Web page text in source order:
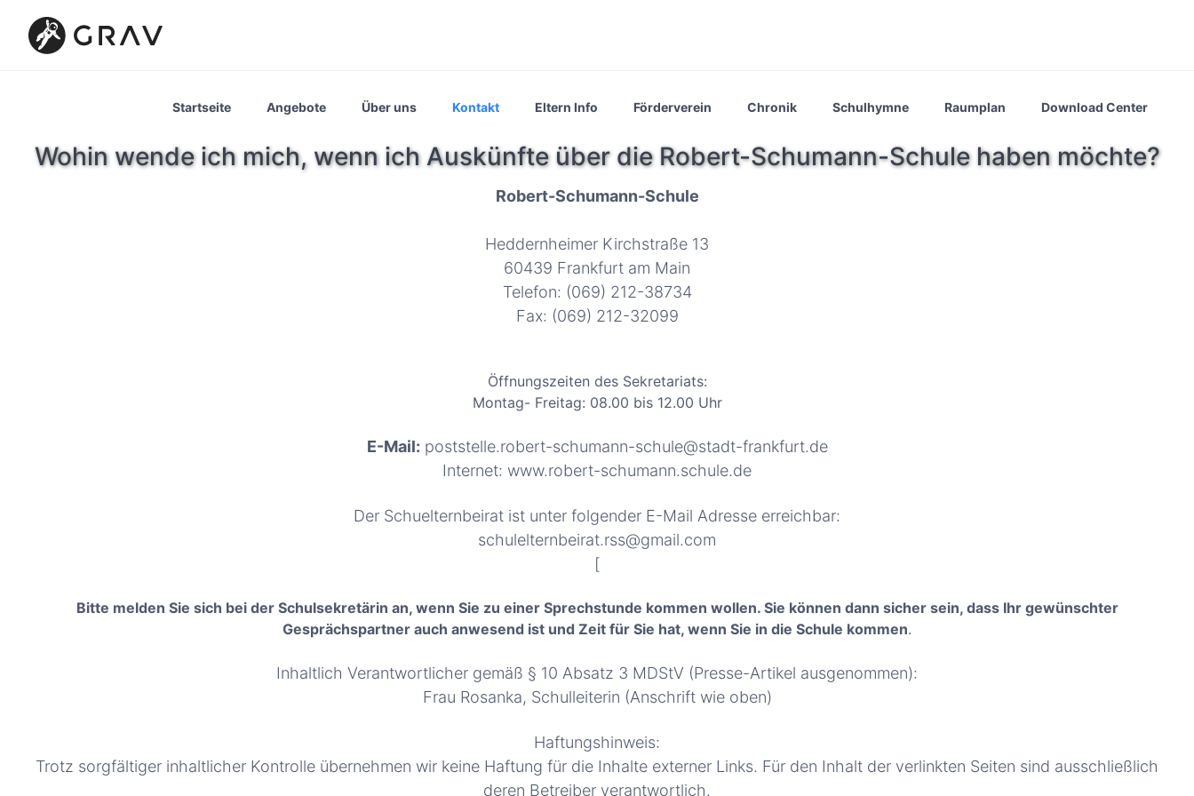
Startseite Angebote Über uns Kontakt Eltern Info Förderverein Chronik Schulhymne Raumplan Download Center
Wohin wende ich mich, wenn ich Auskünfte über die Robert-Schumann-Schule haben möchte?
Robert-Schumann-Schule
Heddernheimer Kirchstraße 13
60439 Frankfurt am Main
Telefon: (069) 212-38734
Fax: (069) 212-32099
Öffnungszeiten des Sekretariats:
Montag- Freitag: 08.00 bis 12.00 Uhr
E-Mail: poststelle.robert-schumann-schule@stadt-frankfurt.de
Internet: www.robert-schumann.schule.de
Der Schuelternbeirat ist unter folgender E-Mail Adresse erreichbar:
schulelternbeirat.rss@gmail.com
[
Bitte melden Sie sich bei der Schulsekretärin an, wenn Sie zu einer Sprechstunde kommen wollen. Sie können dann sicher sein, dass Ihr gewünschter
Gesprächspartner auch anwesend ist und Zeit für Sie hat, wenn Sie in die Schule kommen.
Inhaltlich Verantwortlicher gemäß § 10 Absatz 3 MDStV (Presse-Artikel ausgenommen):
Frau Rosanka, Schulleiterin (Anschrift wie oben)
Haftungshinweis:
Trotz sorgfältiger inhaltlicher Kontrolle übernehmen wir keine Haftung für die Inhalte externer Links. Für den Inhalt der verlinkten Seiten sind ausschließlich
deren Betreiber verantwortlich.